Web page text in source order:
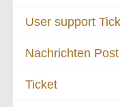
User support
Nachrichten Post
Ticket